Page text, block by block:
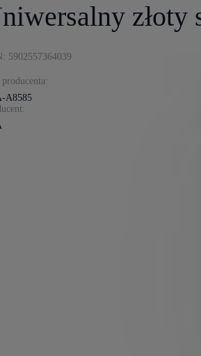
złoty
5902557364039
producenta:
A8585